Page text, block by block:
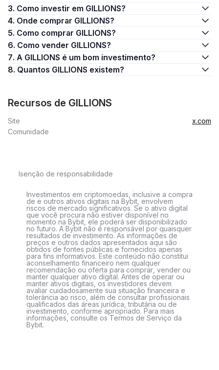
3. Como investir em GILLIONS?
4. Onde comprar GILLIONS?
5. Como comprar GILLIONS?
6. Como vender GILLIONS?
7. A GILLIONS é um bom investimento?
8. Quantos GILLIONS existem?
Recursos de GILLIONS
Site
x.com
Comunidade
Isenção de responsabilidade
Investimentos em criptomoedas, inclusive a compra
de e outros ativos digitais na Bybit, envolvem
riscos de mercado significativos. Se o ativo digital
que você procura não estiver disponível no
momento na Bybit, ele poderá ser disponibilizado
no futuro. A Bybit não é responsável por quaisquer
resultados de investimento. As informações de
preços e outros dados apresentados aqui são
obtidos de fontes públicas e fornecidos apenas
para fins informativos. Este conteúdo não constitui
aconselhamento financeiro nem qualquer
recomendação ou oferta para comprar, vender ou
manter qualquer ativo digital. Antes de operar ou
manter ativos digitais, os investidores devem
avaliar cuidadosamente sua situação financeira e
tolerância ao risco, além de consultar profissionais
qualificados das áreas jurídica, tributária ou de
investimento, conforme apropriado. Para mais
informações, consulte os Termos de Serviço da
Bybit.